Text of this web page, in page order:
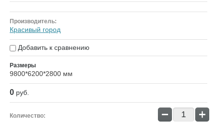
Производитель:
Красивый город
Добавить к сравнению
Размеры
9800*6200*2800 мм
0 руб.
Количество: − +